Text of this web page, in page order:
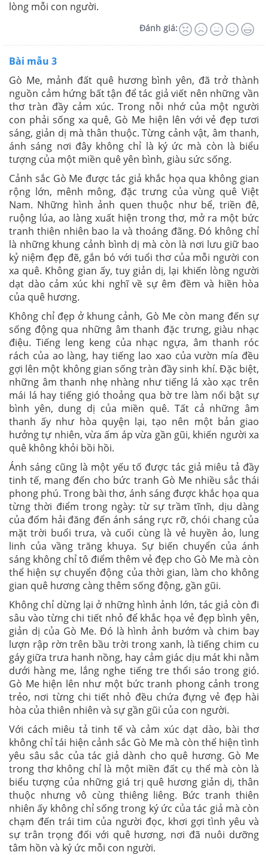
lòng mỗi con người.
Đánh giá:
Bài mẫu 3
Gò Me, mảnh đất quê hương bình yên, đã trở thành
nguồn cảm hứng bất tận để tác giả viết nên những vần
thơ tràn đầy cảm xúc. Trong nỗi nhớ của một người
con phải sống xa quê, Gò Me hiện lên với vẻ đẹp tươi
sáng, giản dị mà thân thuộc. Từng cảnh vật, âm thanh,
ánh sáng nơi đây không chỉ là ký ức mà còn là biểu
tượng của một miền quê yên bình, giàu sức sống.
Cảnh sắc Gò Me được tác giả khắc họa qua không gian
rộng lớn, mênh mông, đặc trưng của vùng quê Việt
Nam. Những hình ảnh quen thuộc như bể, triền đê,
ruộng lúa, ao làng xuất hiện trong thơ, mở ra một bức
tranh thiên nhiên bao la và thoáng đãng. Đó không chỉ
là những khung cảnh bình dị mà còn là nơi lưu giữ bao
kỷ niệm đẹp đẽ, gắn bó với tuổi thơ của mỗi người con
xa quê. Không gian ấy, tuy giản dị, lại khiến lòng người
dạt dào cảm xúc khi nghĩ về sự êm đềm và hiền hòa
của quê hương.
Không chỉ đẹp ở khung cảnh, Gò Me còn mang đến sự
sống động qua những âm thanh đặc trưng, giàu nhạc
điệu. Tiếng leng keng của nhạc ngựa, âm thanh róc
rách của ao làng, hay tiếng lao xao của vườn mía đều
gợi lên một không gian sống tràn đầy sinh khí. Đặc biệt,
những âm thanh nhẹ nhàng như tiếng lá xào xạc trên
mái lá hay tiếng gió thoảng qua bờ tre làm nổi bật sự
bình yên, dung dị của miền quê. Tất cả những âm
thanh ấy như hòa quyện lại, tạo nên một bản giao
hưởng tự nhiên, vừa ấm áp vừa gần gũi, khiến người xa
quê không khỏi bồi hồi.
Ánh sáng cũng là một yếu tố được tác giả miêu tả đầy
tinh tế, mang đến cho bức tranh Gò Me nhiều sắc thái
phong phú. Trong bài thơ, ánh sáng được khắc họa qua
từng thời điểm trong ngày: từ sự trầm tĩnh, dịu dàng
của đốm hải đăng đến ánh sáng rực rỡ, chói chang của
mặt trời buổi trưa, và cuối cùng là vẻ huyền ảo, lung
linh của vầng trăng khuya. Sự biến chuyển của ánh
sáng không chỉ tô điểm thêm vẻ đẹp cho Gò Me mà còn
thể hiện sự chuyển động của thời gian, làm cho không
gian quê hương càng thêm sống động, gần gũi.
Không chỉ dừng lại ở những hình ảnh lớn, tác giả còn đi
sâu vào từng chi tiết nhỏ để khắc họa vẻ đẹp bình yên,
giản dị của Gò Me. Đó là hình ảnh bướm và chim bay
lượn rập rờn trên bầu trời trong xanh, là tiếng chim cu
gáy giữa trưa hanh nồng, hay cảm giác dịu mát khi nằm
dưới hàng me, lắng nghe tiếng tre thổi sáo trong gió.
Gò Me hiện lên như một bức tranh phong cảnh trong
trẻo, nơi từng chi tiết nhỏ đều chứa đựng vẻ đẹp hài
hòa của thiên nhiên và sự gần gũi của con người.
Với cách miêu tả tinh tế và cảm xúc dạt dào, bài thơ
không chỉ tái hiện cảnh sắc Gò Me mà còn thể hiện tình
yêu sâu sắc của tác giả dành cho quê hương. Gò Me
trong thơ không chỉ là một miền đất cụ thể mà còn là
biểu tượng của những giá trị quê hương giản dị, thân
thuộc nhưng vô cùng thiêng liêng. Bức tranh thiên
nhiên ấy không chỉ sống trong ký ức của tác giả mà còn
chạm đến trái tim của người đọc, khơi gợi tình yêu và
sự trân trọng đối với quê hương, nơi đã nuôi dưỡng
tâm hồn và ký ức mỗi con người.